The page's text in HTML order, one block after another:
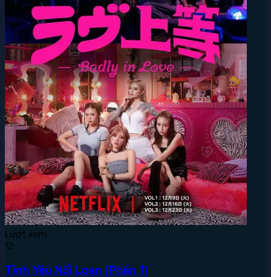
Lượt xem:
12
Tình Yêu Nổi Loạn (Phần 1)